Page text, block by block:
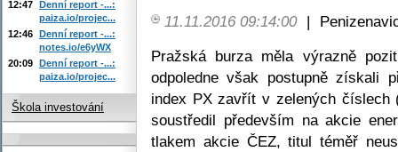
11.11.2016 09:14:00 |
Pražská burza měla výrazně
odpoledne však postupně získali
index PX zavřít v zelených
soustředil především na akcie
tlakem akcie ČEZ, titul téměř
12:47 Denní report -...:
paiza.io/projec...
12:46 Denní report -...:
notes.io/e6yWX
20:09 Denní report -...:
paiza.io/projec...
Škola investování